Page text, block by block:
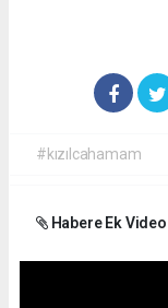
#kızılcahamam
Habere Ek Video